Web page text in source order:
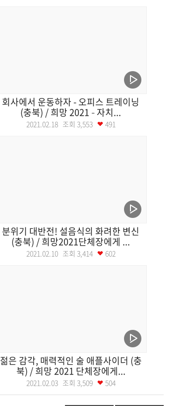
회사에서 운동하자 - 오피스 트레이닝
(충북) / 희망 2021 – 자치...
2021.02.18 조회 3,553 491
분위기 대반전! 설음식의 화려한 변신
(충북) / 희망2021단체장에게 ...
2021.02.10 조회 3,414 602
젊은 감각, 매력적인 술 애플사이더 (충
북) / 희망 2021 단체장에게...
2021.02.03 조회 3,509 504